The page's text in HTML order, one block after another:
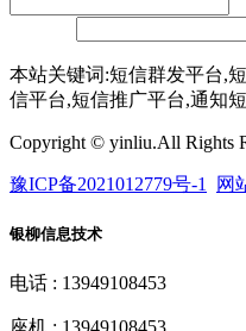
本站关键词:短信群发平台,
信平台,短信推广平台,通知
Copyright © yinliu.All Rights
豫ICP备2021012779号-1 网
银柳信息技术
电话 : 13949108453
座机 : 13949108453